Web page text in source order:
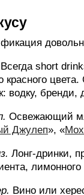
Всегда short
водку, бренди,
Освежающий
Джулеп», «
Лонг-дринки,
Вино или